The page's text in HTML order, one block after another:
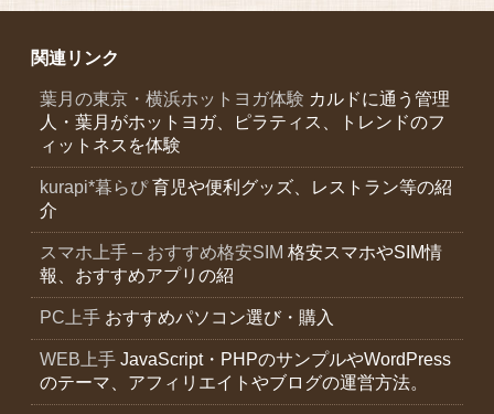
関連リンク
葉月の東京・横浜ホットヨガ体験 カルドに通う管理
人・葉月がホットヨガ、ピラティス、トレンドのフ
ィットネスを体験
kurapi*暮らぴ育児や便利グッズ、レストラン等の紹
介
スマホ上手 – おすすめ格安SIM 格安スマホやSIM情
報、おすすめアプリの紹
PC上手 おすすめパソコン選び・購入
WEB上手 JavaScript・PHPのサンプルやWordPress
のテーマ、アフィリエイトやブログの運営方法。